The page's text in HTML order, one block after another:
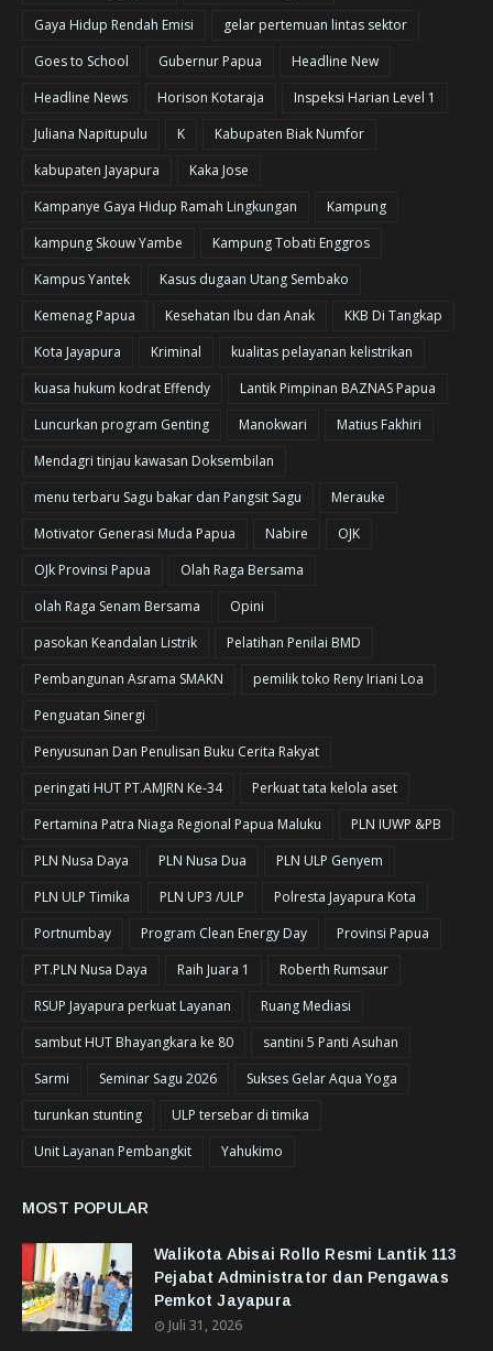
Gaya Hidup Rendah Emisi
gelar pertemuan lintas sektor
Goes to School
Gubernur Papua
Headline New
Headline News
Horison Kotaraja
Inspeksi Harian Level 1
Juliana Napitupulu
K
Kabupaten Biak Numfor
kabupaten Jayapura
Kaka Jose
Kampanye Gaya Hidup Ramah Lingkungan
Kampung
kampung Skouw Yambe
Kampung Tobati Enggros
Kampus Yantek
Kasus dugaan Utang Sembako
Kemenag Papua
Kesehatan Ibu dan Anak
KKB Di Tangkap
Kota Jayapura
Kriminal
kualitas pelayanan kelistrikan
kuasa hukum kodrat Effendy
Lantik Pimpinan BAZNAS Papua
Luncurkan program Genting
Manokwari
Matius Fakhiri
Mendagri tinjau kawasan Doksembilan
menu terbaru Sagu bakar dan Pangsit Sagu
Merauke
Motivator Generasi Muda Papua
Nabire
OJK
OJk Provinsi Papua
Olah Raga Bersama
olah Raga Senam Bersama
Opini
pasokan Keandalan Listrik
Pelatihan Penilai BMD
Pembangunan Asrama SMAKN
pemilik toko Reny Iriani Loa
Penguatan Sinergi
Penyusunan Dan Penulisan Buku Cerita Rakyat
peringati HUT PT.AMJRN Ke-34
Perkuat tata kelola aset
Pertamina Patra Niaga Regional Papua Maluku
PLN IUWP &PB
PLN Nusa Daya
PLN Nusa Dua
PLN ULP Genyem
PLN ULP Timika
PLN UP3 /ULP
Polresta Jayapura Kota
Portnumbay
Program Clean Energy Day
Provinsi Papua
PT.PLN Nusa Daya
Raih Juara 1
Roberth Rumsaur
RSUP Jayapura perkuat Layanan
Ruang Mediasi
sambut HUT Bhayangkara ke 80
santini 5 Panti Asuhan
Sarmi
Seminar Sagu 2026
Sukses Gelar Aqua Yoga
turunkan stunting
ULP tersebar di timika
Unit Layanan Pembangkit
Yahukimo
MOST POPULAR
Walikota Abisai Rollo Resmi Lantik 113
Pejabat Administrator dan Pengawas
Pemkot Jayapura
Juli 31, 2026